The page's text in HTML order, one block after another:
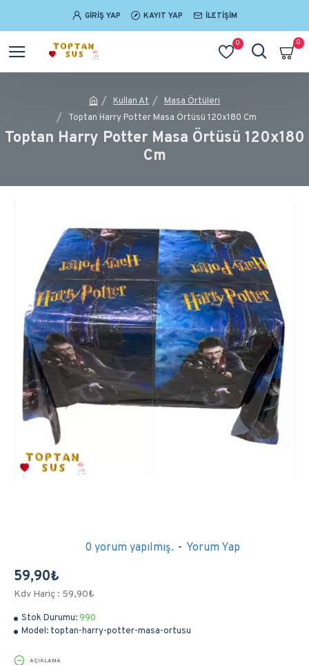
GIRIŞ YAP KAYIT YAP İLETIŞIM
0 0
Kullan At
Masa Örtüleri
Toptan Harry Potter Masa Örtüsü 120x180 Cm
Toptan Harry Potter Masa Örtüsü 120x180
Cm
Stok Durumu: 990
Model: toptan-harry-potter-masa-ortusu
0 yorum yapılmış. - Yorum Yap
59,90₺
Kdv Hariç : 59,90₺
AÇIKLAMA